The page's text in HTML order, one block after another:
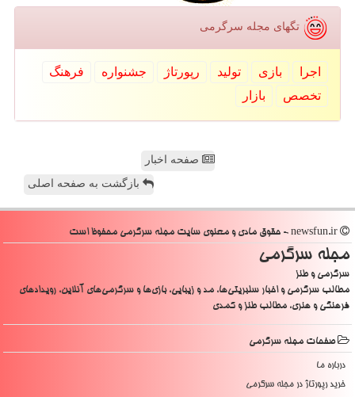
تگهای مجله سرگرمی
اجرا بازی تولید رپورتاژ جشنواره
فرهنگ
تخصص
بازار
صفحه اخبار
بازگشت به صفحه اصلی
مجله سرگرمی
سرگرمی و طنز
مطالب سرگرمی و اخبار سلبریتی‌ها، مد و زیبایی، بازی‌ها و سرگرمی‌های آنلاین، رویدادهای
فرهنگی و هنری، مطالب طنز و کمدی
صفحات مجله سرگرمی
درباره ما
خرید رپورتاژ در مجله سرگرمی